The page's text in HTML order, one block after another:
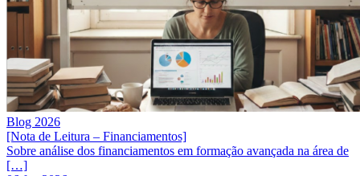
Blog 2026
[Nota de Leitura – Financiamentos]
Sobre análise dos financiamentos em formação avançada na área de
[…]